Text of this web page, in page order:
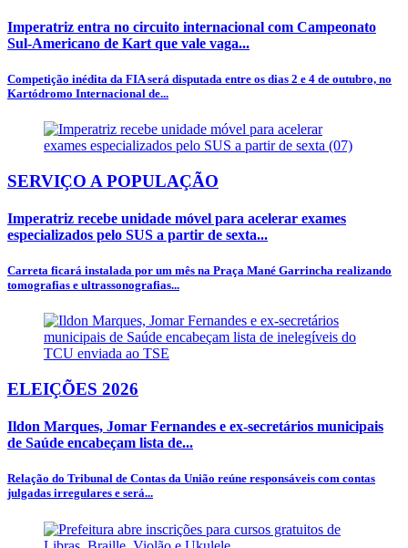
Imperatriz entra no circuito internacional com Campeonato
Sul-Americano de Kart que vale vaga...
Competição inédita da FIA será disputada entre os dias 2 e 4 de outubro, no
Kartódromo Internacional de...
SERVIÇO A POPULAÇÃO
Imperatriz recebe unidade móvel para acelerar exames
especializados pelo SUS a partir de sexta...
Carreta ficará instalada por um mês na Praça Mané Garrincha realizando
tomografias e ultrassonografias...
ELEIÇÕES 2026
Ildon Marques, Jomar Fernandes e ex-secretários municipais
de Saúde encabeçam lista de...
Relação do Tribunal de Contas da União reúne responsáveis com contas
julgadas irregulares e será...